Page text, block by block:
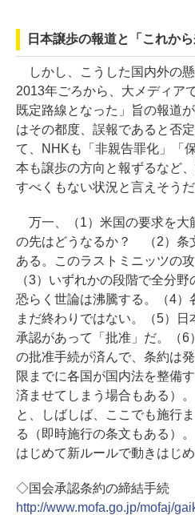
日本譲歩の報道と「これから
しかし、こうした国内外の懸
2013年ごろから、大メディア
既定路線となった」旨の報道
はその都度、誤報であると否
て、NHKも「非親告罪化」「
本も譲歩の方向と報ずるなど
すべくもない状況と言えそうだ
万一、（1）米国の要求を大
の先はどうなるか？ （2）条
ある。このラストミニッツの
（3）いずれかの段階で全分野
恐らく世論は沸騰する。（4）
まだ終わりではない。（5）
承認があって「批准」だ。（6
の批准手続が済んで、条約は
限までに各国が国内法を整備
済ませてしまう場合もある）
と、しばしば、ここでも施行
る（即時施行の条文もある）
はじめて新ルールで動きはじめ
◇国会承認条約の締結手続
http://www.mofa.go.jp/mofaj/